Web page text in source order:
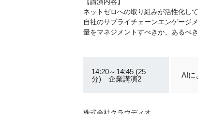
ネットゼロへの取り組みが活性化し
自社のサプライチェーンエンゲージ
量をマネジメントすべきか、あるべ
14:20～14:45 (25
分) 企業講演2
AIに